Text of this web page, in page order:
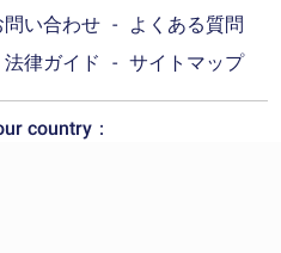
問い合わせ
よくある質問
法律ガイド サイトマップ
country：